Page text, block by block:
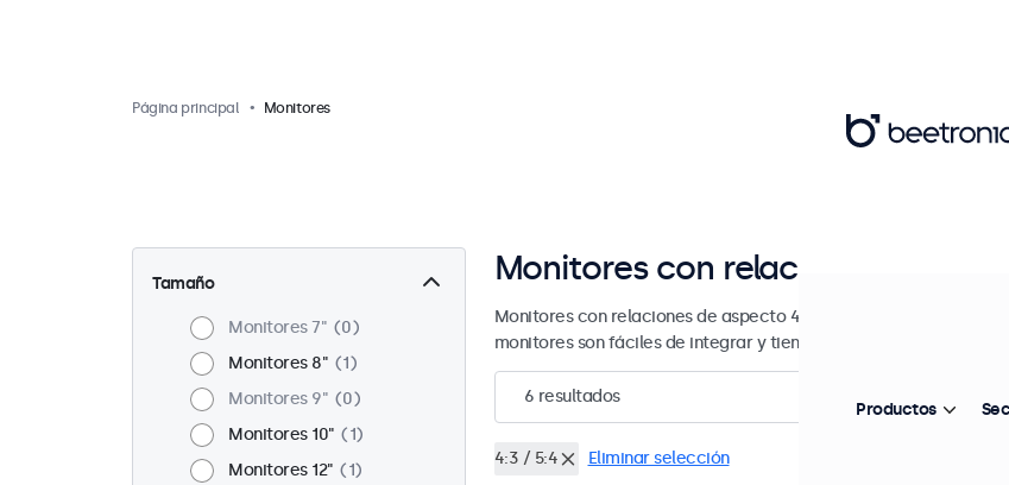
Página principal Monitores
Tamaño
Monitores 7"
0
Monitores 8"
1
Monitores 9"
0
Monitores 10"
1
Monitores 12"
1
Monitores con relaciones de
Monitores con relaciones de aspecto 4:3 y 5:4, diseñados para
monitores son fáciles de integrar y tienen numerosas opciones de
6 resultados
4:3 / 5:4 Eliminar selección
Productos